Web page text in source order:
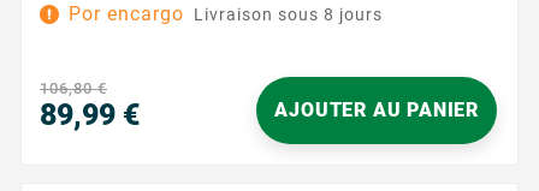
categoría SAMSUNG 808 , ofrece una compatibilidad
formulación asegura una calidad de impresión
constante , ideal para documentos profesionales,...
Por encargo Livraison sous 8 jours
106,80 €
89,99 € AJOUTER AU PANIER